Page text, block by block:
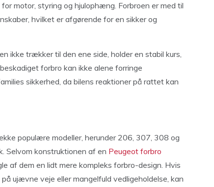
motor, styring og hjulophæng. Forbroen er med til
hvilket er afgørende for en sikker og
ikke trækker til den ene side, holder en stabil kurs,
forbro kan ikke alene forringe
sikkerhed, da bilens reaktioner på rattet kan
populære modeller, herunder 206, 307, 308 og
Selvom konstruktionen af en Peugeot forbro
af dem en lidt mere kompleks forbro-design. Hvis
ujævne veje eller mangelfuld vedligeholdelse, kan